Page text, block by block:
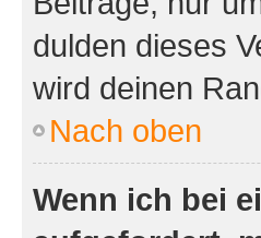
dulden dieses
wird deinen
Nach oben
Wenn ich bei